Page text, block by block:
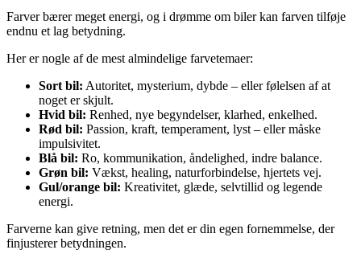
Farver bærer meget energi, og i drømme om biler kan farven tilføje
endnu et lag betydning.
Her er nogle af de mest almindelige farvetemaer:
Sort bil: Autoritet, mysterium, dybde – eller følelsen af at
noget er skjult.
Hvid bil: Renhed, nye begyndelser, klarhed, enkelhed.
Rød bil: Passion, kraft, temperament, lyst – eller måske
impulsivitet.
Blå bil: Ro, kommunikation, åndelighed, indre balance.
Grøn bil: Vækst, healing, naturforbindelse, hjertets vej.
Gul/orange bil: Kreativitet, glæde, selvtillid og legende
energi.
Farverne kan give retning, men det er din egen fornemmelse, der
finjusterer betydningen.